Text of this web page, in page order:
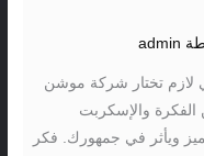
admin
لازم تختار شركة موشن
الفكرة والإسكربت
ويأثر في جمهورك. فكر